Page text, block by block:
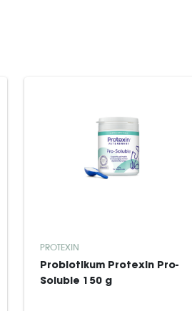
PROTEXIN
Probiotikum Protexin Pro-
Soluble 150 g